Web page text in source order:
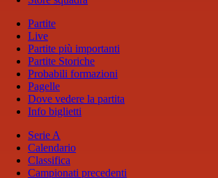
Partite
Live
Partite più importanti
Partite Storiche
Probabili formazioni
Pagelle
Dove vedere la partita
Info biglietti
Serie A
Calendario
Classifica
Campionati precedenti